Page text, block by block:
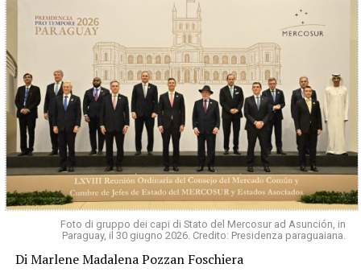
Foto di gruppo dei capi di Stato del Mercosur ad Asunción, in
Paraguay, il 30 giugno 2026. Credito: Presidenza paraguaiana.
Di Marlene Madalena Pozzan Foschiera